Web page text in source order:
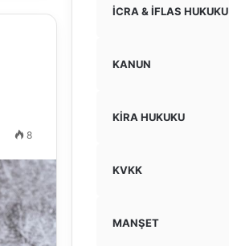
8
İCRA & İFLAS HUKUKU
KANUN
KİRA HUKUKU
KVKK
MANŞET